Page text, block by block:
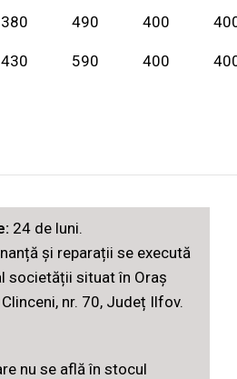
380
430
490
590
400
400
24 de luni.
și reparații se execută
societății situat în Oraș
nr. 70, Județ Ilfov.
nu se află în stocul